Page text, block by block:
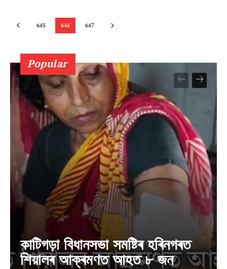
645 646 647
Popular
কাটিগড়া বিধানসভা সমষ্টিৰ হৰিনগৰত
শিয়ালৰ আক্ৰমণত আহত ৮ জন